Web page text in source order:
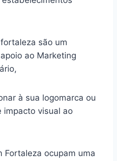
são um
ao Marketing
à sua logomarca ou
impacto visual ao
Fortaleza ocupam uma